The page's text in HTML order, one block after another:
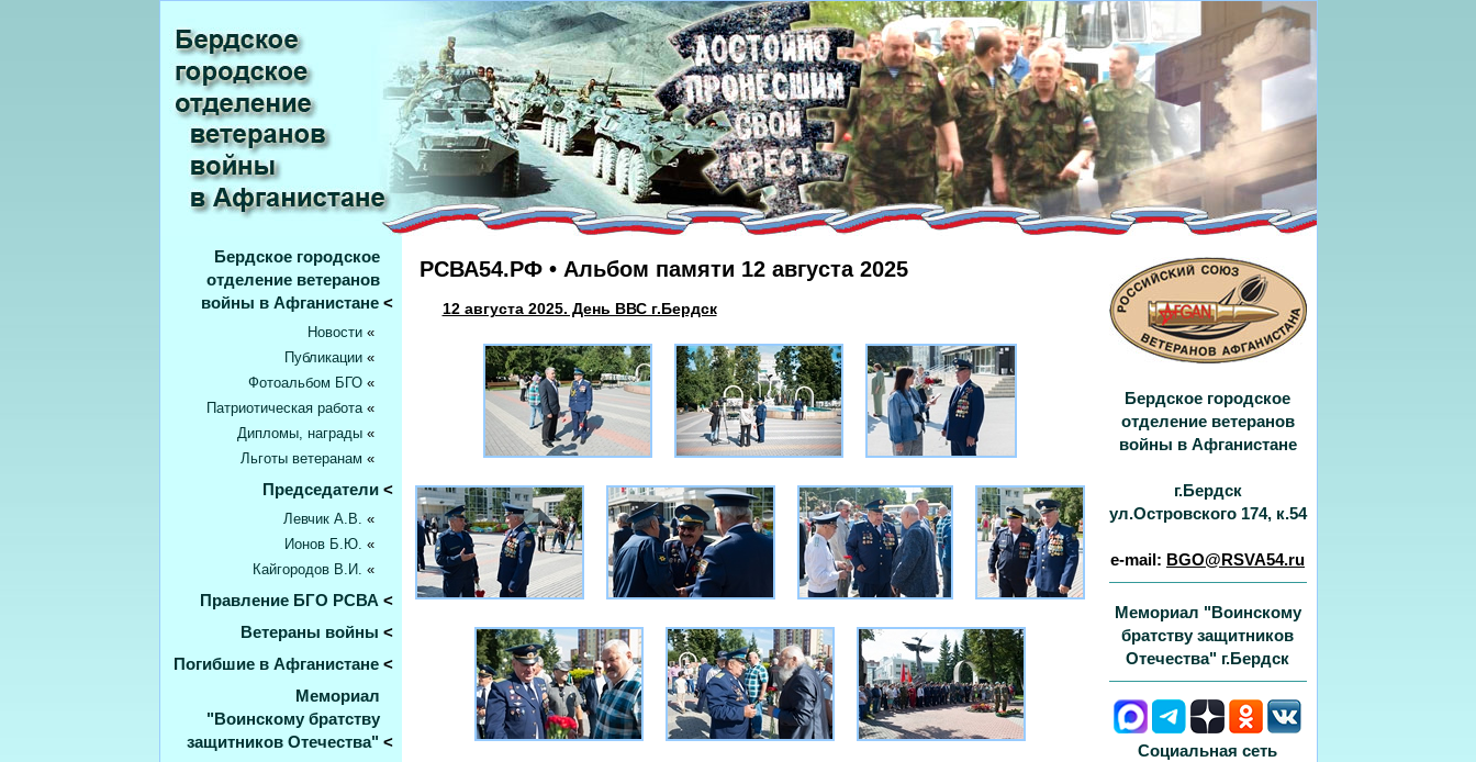
Бердское городское
отделение ветеранов
войны в Афганистане<
Новости«
Публикации«
Фотоальбом БГО«
Патриотическая работа«
Дипломы, награды«
Льготы ветеранам «
Председатели<
Левчик А.В. «
Ионов Б.Ю. «
Кайгородов В.И. «
Правление БГО РСВА <
Ветераны войны <
Погибшие в Афганистане<
Мемориал
"Воинскому братству
защитников Отечества" <
РСВА54.РФ • Альбом памяти 12 августа 2025
12 августа 2025. День ВВС г.Бердск
Бердское городское
отделение ветеранов
войны в Афганистане
г.Бердск
ул.Островского 174, к.54
e-mail: BGO@RSVA54.ru
Мемориал "Воинскому
братству защитников
Отечества" г.Бердск
Социальная сеть